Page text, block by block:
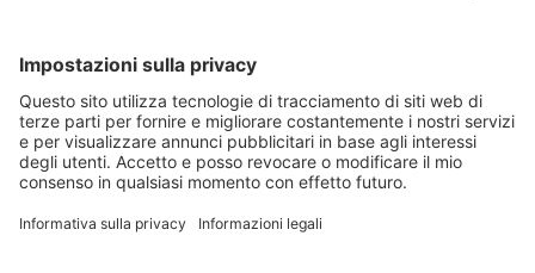
Utente
Password
Rimani connesso
Hai dimenticato la password?